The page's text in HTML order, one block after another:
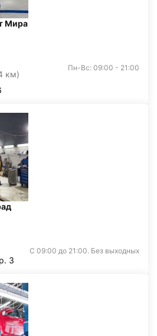
Мира
км)
Пн-Вс: 09:00 - 21:00
С 09:00 до 21:00. Без выходных
3